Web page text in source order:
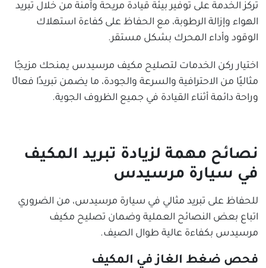
تركز الخدمة على توفير بيئة قيادة مريحة وآمنة من خلال تبريد
الهواء وإزالة الرطوبة، مع الحفاظ على كفاءة استهلاك
الوقود وأداء المحرك بشكل مستقر.
اختيار ركن الخدمات لتصليح مكيف مرسيدس يمنحك مزيجًا
مثاليًا من الاحترافية والسرعة والجودة، ما يضمن تبريدًا فعالًا
وراحة دائمة أثناء القيادة في جميع الظروف الجوية.
نصائح مهمة لزيادة تبريد المكيف
في سيارة مرسيدس
للحفاظ على تبريد مثالي في سيارة مرسيدس، من الضروري
اتباع بعض النصائح العملية وضمان تصليح مكيف
مرسيدس بكفاءة عالية طوال الصيف.
فحص ضغط الغاز في المكيف